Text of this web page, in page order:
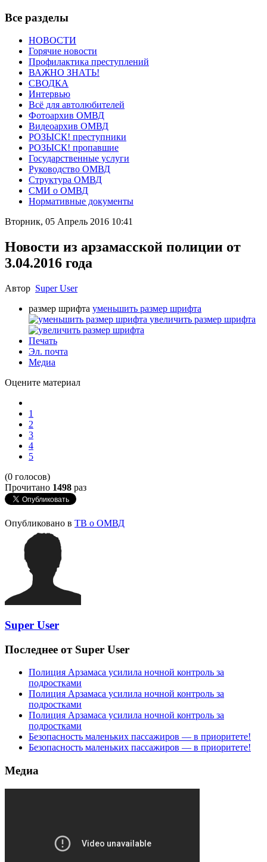
Все разделы
НОВОСТИ
Горячие новости
Профилактика преступлений
ВАЖНО ЗНАТЬ!
СВОДКА
Интервью
Всё для автолюбителей
Фотоархив ОМВД
Видеоархив ОМВД
РОЗЫСК! преступники
РОЗЫСК! пропавшие
Государственные услуги
Руководство ОМВД
Структура ОМВД
СМИ о ОМВД
Нормативные документы
Вторник, 05 Апрель 2016 10:41
Новости из арзамасской полиции от
3.04.2016 года
Автор Super User
размер шрифта уменьшить размер шрифта
увеличить размер шрифта
Печать
Эл. почта
Медиа
Оцените материал
1
2
3
4
5
(0 голосов)
Прочитано 1498 раз
Опубликовано в ТВ о ОМВД
Super User
Последнее от Super User
Полиция Арзамаса усилила ночной контроль за
подростками
Полиция Арзамаса усилила ночной контроль за
подростками
Полиция Арзамаса усилила ночной контроль за
подростками
Безопасность маленьких пассажиров — в приоритете!
Безопасность маленьких пассажиров — в приоритете!
Медиа